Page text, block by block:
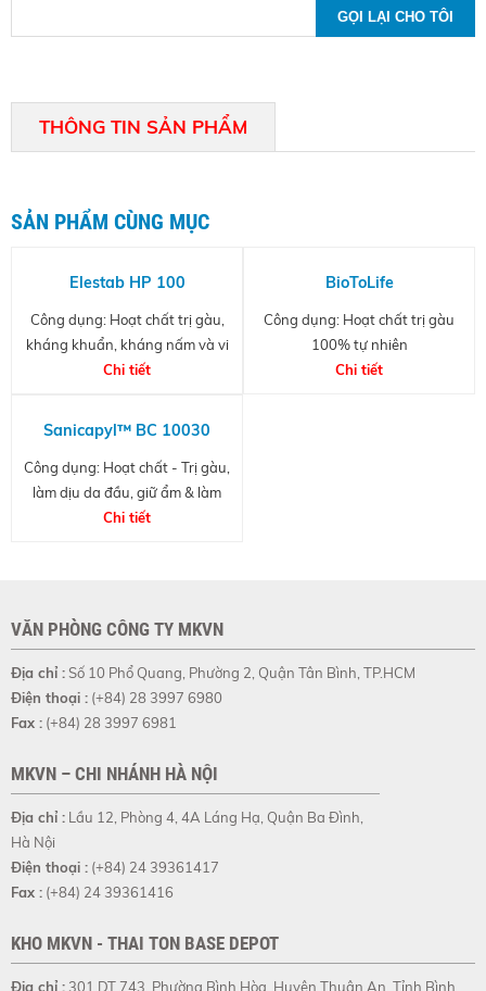
THÔNG TIN SẢN PHẨM
SẢN PHẨM CÙNG MỤC
Elestab HP 100
Công dụng: Hoạt chất trị gàu,
kháng khuẩn, kháng nấm và vi
nấm
Chi tiết
BioToLife
Công dụng: Hoạt chất trị gàu
100% tự nhiên
Chi tiết
Sanicapyl™ BC 10030
Công dụng: Hoạt chất - Trị gàu,
làm dịu da đầu, giữ ẩm & làm
đẹp tóc
Chi tiết
VĂN PHÒNG CÔNG TY MKVN
Địa chỉ :Số 10 Phổ Quang, Phường 2, Quận Tân Bình, TP.HCM
Điện thoại : (+84) 28 3997 6980
Fax : (+84) 28 3997 6981
MKVN – CHI NHÁNH HÀ NỘI
Địa chỉ : Lầu 12, Phòng 4, 4A Láng Hạ, Quận Ba Đình,
Hà Nội
Điện thoại : (+84) 24 39361417
Fax : (+84) 24 39361416
KHO MKVN - THAI TON BASE DEPOT
Địa chỉ : 301 DT 743, Phường Bình Hòa, Huyện Thuận An, Tỉnh Bình